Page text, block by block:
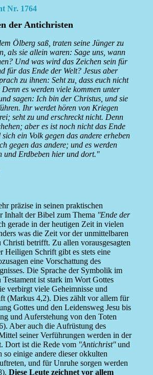
Nr. 1764
der Antichristen
Ölberg saß, traten seine Jünger zu
als sie allein waren: Sage uns, wann
Und was wird das Zeichen sein für
für das Ende der Welt? Jesus aber
zu ihnen: Seht zu, dass euch nicht
es werden viele kommen unter
sagen: Ich bin der Christus, und sie
Ihr werdet hören von Kriegen
seht zu und erschreckt nicht. Denn
aber es ist noch nicht das Ende
ein Volk gegen das andere erheben
gegen das andere; und es werden
und Erdbeben hier und dort.''
präzise in seinen praktischen
Inhalt der Bibel zum Thema ''Ende der
gerade in der heutigen Zeit in vielen
was die Zeit vor der unmittelbaren
Christi betrifft. Zu allen vorausgesagten
Heiligen Schrift gibt es stets eine
eine Vorschattung des
Die Sprache der Symbolik im
ist stark im Wort Gottes
verbirgt viele Geheimnisse und
(Markus 4,2). Dies zählt vor allem für
Gottes und den Leidensweg Jesu bis
und Auferstehung von den Toten
Aber auch die Aufrüstung des
seiner Verführungen werden in der
Dort ist die Rede vom ''Antichrist''und
so einige andere dieser okkulten
und für Unruhe sorgen werden
Diese Leute zeichnet vor allem